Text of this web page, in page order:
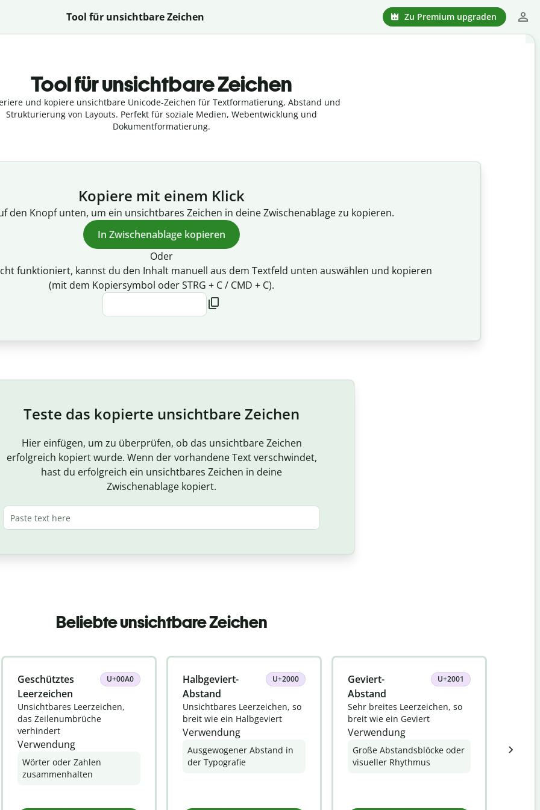
Tool für unsichtbare Zeichen Zu Premium upgraden
Tool für unsichtbare Zeichen
und kopiere unsichtbare Unicode-Zeichen für Textformatierung, Abstand und
Strukturierung von Layouts. Perfekt für soziale Medien, Webentwicklung und
Dokumentformatierung.
Kopiere mit einem Klick
den Knopf unten, um ein unsichtbares Zeichen in deine Zwischenablage zu kopieren.
In Zwischenablage kopieren
Oder
funktioniert, kannst du den Inhalt manuell aus dem Textfeld unten auswählen und kopieren
(mit dem Kopiersymbol oder STRG + C / CMD + C).
Teste das kopierte unsichtbare Zeichen
Hier einfügen, um zu überprüfen, ob das unsichtbare Zeichen
erfolgreich kopiert wurde. Wenn der vorhandene Text verschwindet,
hast du erfolgreich ein unsichtbares Zeichen in deine
Zwischenablage kopiert.
Beliebte unsichtbare Zeichen
Geschütztes
Leerzeichen
U+00A0
Unsichtbares Leerzeichen,
das Zeilenumbrüche
verhindert
Verwendung
Wörter oder Zahlen
zusammenhalten
Halbgeviert-
Abstand
U+2000
Unsichtbares Leerzeichen, so
breit wie ein Halbgeviert
Verwendung
Ausgewogener Abstand in
der Typografie
Geviert-
Abstand
U+2001
Sehr breites Leerzeichen, so
breit wie ein Geviert
Verwendung
Große Abstandsblöcke oder
visueller Rhythmus